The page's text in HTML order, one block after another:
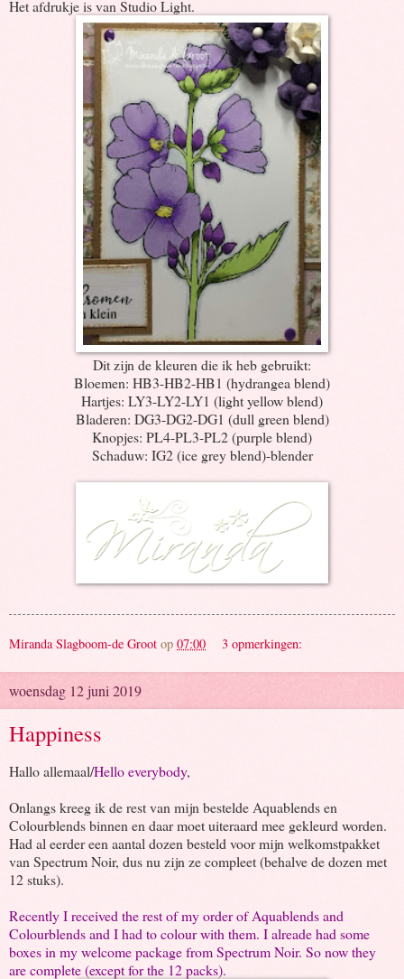
Het afdrukje is van Studio Light.
Dit zijn de kleuren die ik heb gebruikt:
Bloemen: HB3-HB2-HB1 (hydrangea blend)
Hartjes: LY3-LY2-LY1 (light yellow blend)
Bladeren: DG3-DG2-DG1 (dull green blend)
Knopjes: PL4-PL3-PL2 (purple blend)
Schaduw: IG2 (ice grey blend)-blender
Miranda Slagboom-de Groot op 07:00 3 opmerkingen:
woensdag 12 juni 2019
Happiness
Hallo allemaal/Hello everybody,
Onlangs kreeg ik de rest van mijn bestelde Aquablends en
Colourblends binnen en daar moet uiteraard mee gekleurd worden.
Had al eerder een aantal dozen besteld voor mijn welkomstpakket
van Spectrum Noir, dus nu zijn ze compleet (behalve de dozen met
12 stuks).
Recently I received the rest of my order of Aquablends and
Colourblends and I had to colour with them. I alreade had some
boxes in my welcome package from Spectrum Noir. So now they
are complete (except for the 12 packs).